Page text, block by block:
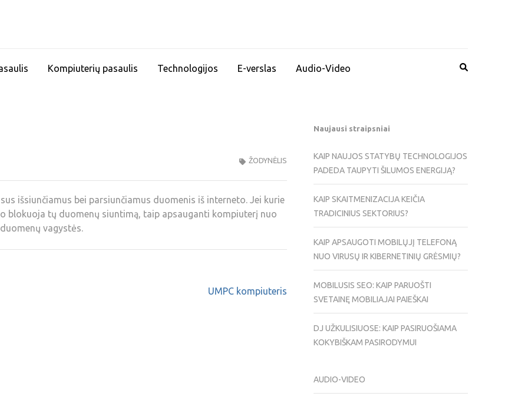
Kompiuterių pasaulis Technologijos E-verslas Audio-Video
ŽODYNĖLIS
išsiunčiamus bei parsiunčiamus duomenis iš interneto. Jei kurie
blokuoja tų duomenų siuntimą, taip apsauganti kompiuterį nuo
duomenų vagystės.
UMPC kompiuteris
Naujausi straipsniai
KAIP NAUJOS STATYBŲ TECHNOLOGIJOS
PADEDA TAUPYTI ŠILUMOS ENERGIJĄ?
KAIP SKAITMENIZACIJA KEIČIA
TRADICINIUS SEKTORIUS?
KAIP APSAUGOTI MOBILŲJĮ TELEFONĄ
NUO VIRUSŲ IR KIBERNETINIŲ GRĖSMIŲ?
MOBILUSIS SEO: KAIP PARUOŠTI
SVETAINĘ MOBILIAJAI PAIEŠKAI
DJ UŽKULISIUOSE: KAIP PASIRUOŠIAMA
KOKYBIŠKAM PASIRODYMUI
AUDIO-VIDEO